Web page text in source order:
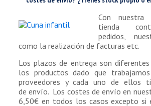
Con nuestra
tienda
pedidos,
como la realización de facturas etc.
Los plazos de entrega son
los productos dado que
proveedores y cada uno de ellos
de envío. Los costes de envío en
6,50€ en todos los casos excepto si